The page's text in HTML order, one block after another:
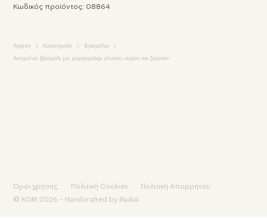
Κωδικός προϊόντος: 08864
Αρχική Κοσμήματα Βραχιόλια
Ασημένιο βραχιόλι με μαργαριτάρι γλυκού νερού και ζιργκόν
Όροι χρήσης Πολιτική Cookies
Πολιτική Απορρήτου
© KORI 2026 - Handcrafted by Radial